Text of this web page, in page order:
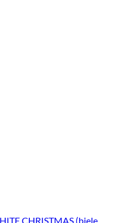
CHRISTMAS (biele